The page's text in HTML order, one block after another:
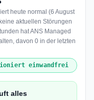
heute normal (6 August
aktuellen Störungen
hat ANS Managed
davon 0 in der letzten
einwandfrei
alles